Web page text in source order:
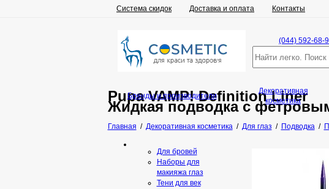
Система скидок Доставка и оплата Контакты
(044) 592-68-
Pupa VAMP! Definition Liner
Жидкая подводка с
Главная / Декоративная косметика/ Для глаз / Подводка/
Бренды и производители
Декоративная
косметика
Для бровей
Наборы для
макияжа глаз
Тени для век